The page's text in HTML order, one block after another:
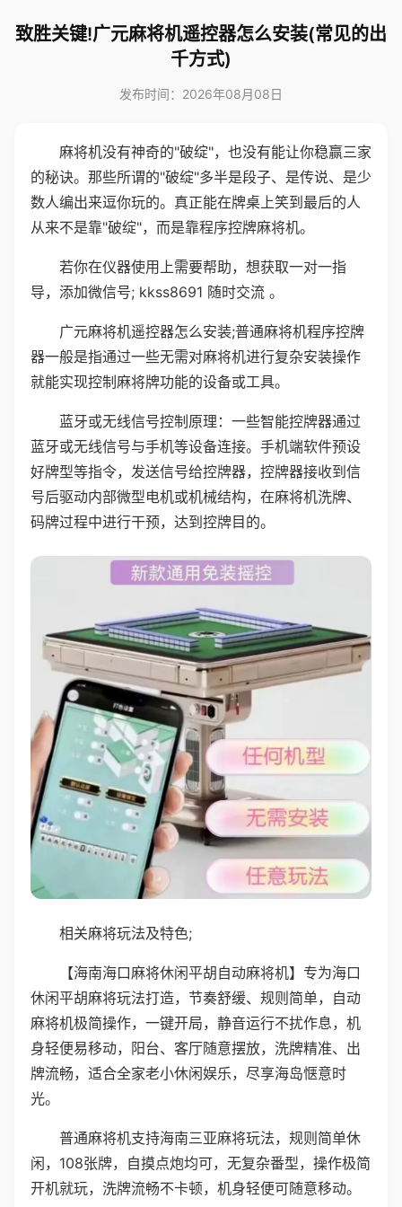
致胜关键!广元麻将机遥控器怎么安装(常见的出
千方式)
发布时间：2026年08月08日
麻将机没有神奇的"破绽"，也没有能让你稳赢三家
的秘诀。那些所谓的"破绽"多半是段子、是传说、是少
数人编出来逗你玩的。真正能在牌桌上笑到最后的人
从来不是靠"破绽"，而是靠程序控牌麻将机。
若你在仪器使用上需要帮助，想获取一对一指
导，添加微信号; kkss8691 随时交流 。
广元麻将机遥控器怎么安装;普通麻将机程序控牌
器一般是指通过一些无需对麻将机进行复杂安装操作
就能实现控制麻将牌功能的设备或工具。
蓝牙或无线信号控制原理：一些智能控牌器通过
蓝牙或无线信号与手机等设备连接。手机端软件预设
好牌型等指令，发送信号给控牌器，控牌器接收到信
号后驱动内部微型电机或机械结构，在麻将机洗牌、
码牌过程中进行干预，达到控牌目的。
相关麻将玩法及特色;
【海南海口麻将休闲平胡自动麻将机】专为海口
休闲平胡麻将玩法打造，节奏舒缓、规则简单，自动
麻将机极简操作，一键开局，静音运行不扰作息，机
身轻便易移动，阳台、客厅随意摆放，洗牌精准、出
牌流畅，适合全家老小休闲娱乐，尽享海岛惬意时
光。
普通麻将机支持海南三亚麻将玩法，规则简单休
闲，108张牌，自摸点炮均可，无复杂番型，操作极简
开机就玩，洗牌流畅不卡顿，机身轻便可随意移动。